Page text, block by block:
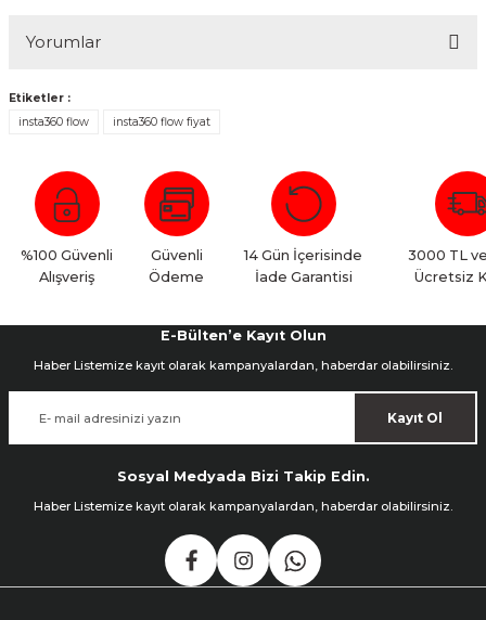
Yorumlar
Bu ürüne ilk yorumu siz yapın!
Yorum Yaz
Etiketler :
insta360 flow
insta360 flow fiyat
%100 Güvenli
Alışveriş
Güvenli
Ödeme
14 Gün İçerisinde
İade Garantisi
3000 TL
Ücretsiz
E-Bülten’e Kayıt Olun
Haber Listemize kayıt olarak kampanyalardan, haberdar olabilirsiniz.
Kayıt Ol
Sosyal Medyada Bizi Takip Edin.
Haber Listemize kayıt olarak kampanyalardan, haberdar olabilirsiniz.